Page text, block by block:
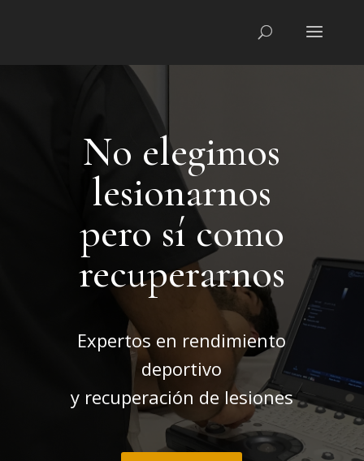
No elegimos
lesionarnos
pero sí como
recuperarnos
Expertos en rendimiento
deportivo
y recuperación de lesiones